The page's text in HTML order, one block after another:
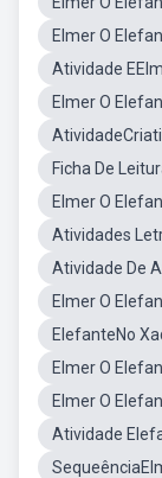
Elmer O
Atividade
Elmer O
Ficha De
Elmer O
Atividades
Atividade De
Elmer O
ElefanteNo
Elmer O
Elmer O
Atividade